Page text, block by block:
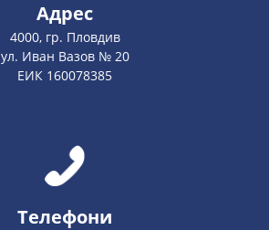
Адрес
4000, гр. Пловдив
ул. Иван Вазов № 20
ЕИК 160078385
Телефони